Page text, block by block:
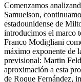
Comenzamos
Samuelson,
estadounidense de
introducimos el marco
Franco Modigliani
máximo exponente de
previsional: Martin
aproximación a esta
de Roque Fernández,